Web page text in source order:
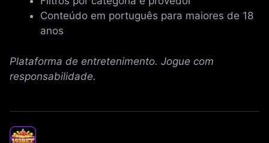
Conteúdo em português para maiores de 18
anos
Plataforma de entretenimento. Jogue com
responsabilidade.